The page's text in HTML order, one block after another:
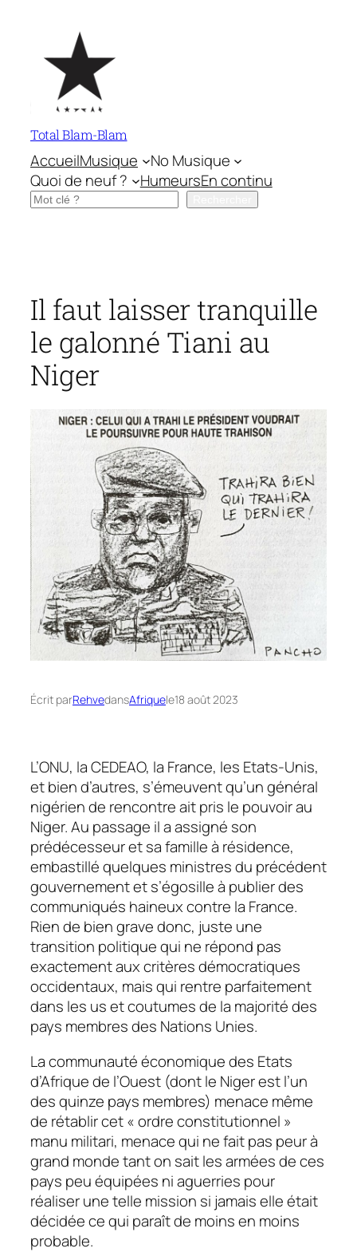
contenu
Total Blam-Blam
AccueilMusique
No Musique
Quoi de neuf ?
HumeursEn continu
Rechercher
Il faut laisser tranquille
le galonné Tiani au
Niger
Écrit parRehvedansAfriquele18 août 2023
L’ONU, la CEDEAO, la France, les Etats-Unis,
et bien d’autres, s’émeuvent qu’un général
nigérien de rencontre ait pris le pouvoir au
Niger. Au passage il a assigné son
prédécesseur et sa famille à résidence,
embastillé quelques ministres du précédent
gouvernement et s’égosille à publier des
communiqués haineux contre la France.
Rien de bien grave donc, juste une
transition politique qui ne répond pas
exactement aux critères démocratiques
occidentaux, mais qui rentre parfaitement
dans les us et coutumes de la majorité des
pays membres des Nations Unies.
La communauté économique des Etats
d’Afrique de l’Ouest (dont le Niger est l’un
des quinze pays membres) menace même
de rétablir cet « ordre constitutionnel »
manu militari, menace qui ne fait pas peur à
grand monde tant on sait les armées de ces
pays peu équipées ni aguerries pour
réaliser une telle mission si jamais elle était
décidée ce qui paraît de moins en moins
probable.